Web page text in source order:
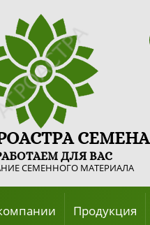
СЕМЕНА
ДЛЯ ВАС
СЕМЕННОГО МАТЕРИАЛА
Продукция